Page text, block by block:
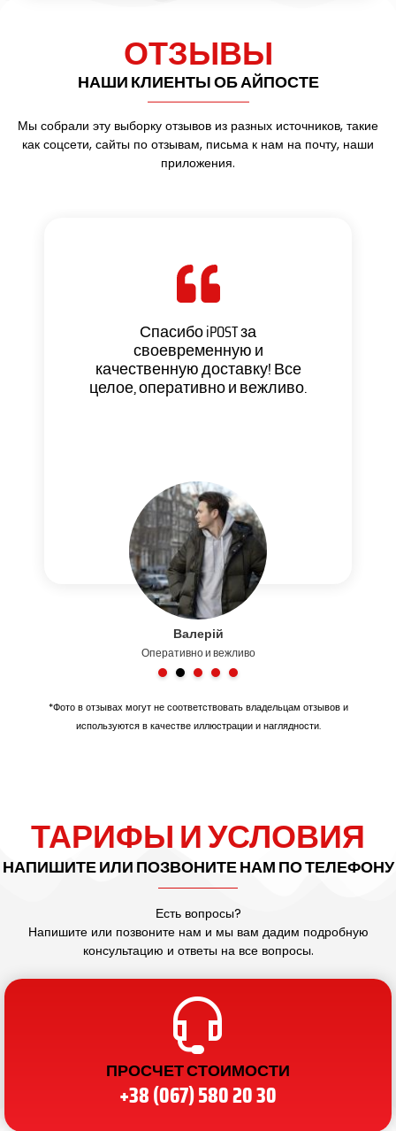
ОТЗЫВЫ
НАШИ КЛИЕНТЫ ОБ АЙПОСТЕ
Мы собрали эту выборку отзывов из разных источников, такие
как соцсети, сайты по отзывам, письма к нам на почту, наши
приложения.
Валерій
Оперативно и вежливо
Спасибо iPOST за
своевременную и
качественную доставку! Все
целое, оперативно и вежливо.
*Фото в отзывах могут не соответствовать владельцам отзывов и
используются в качестве иллюстрации и наглядности.
ПРОСЧЕТ СТОИМОСТИ
+38 (067) 580 20 30
ТАРИФЫ И УСЛОВИЯ
НАПИШИТЕ ИЛИ ПОЗВОНИТЕ НАМ ПО ТЕЛЕФОНУ
Есть вопросы?
Напишите или позвоните нам и мы вам дадим подробную
консультацию и ответы на все вопросы.